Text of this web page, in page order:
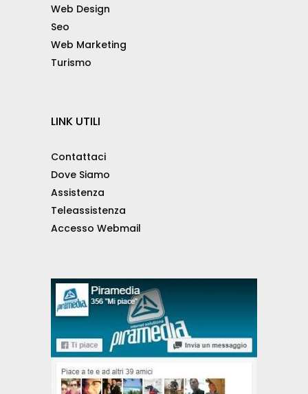
Web Design
Seo
Web Marketing
Turismo
LINK UTILI
Contattaci
Dove Siamo
Assistenza
Teleassistenza
Accesso Webmail